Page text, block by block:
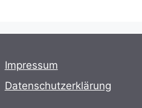
Impressum
Datenschutzerklärung